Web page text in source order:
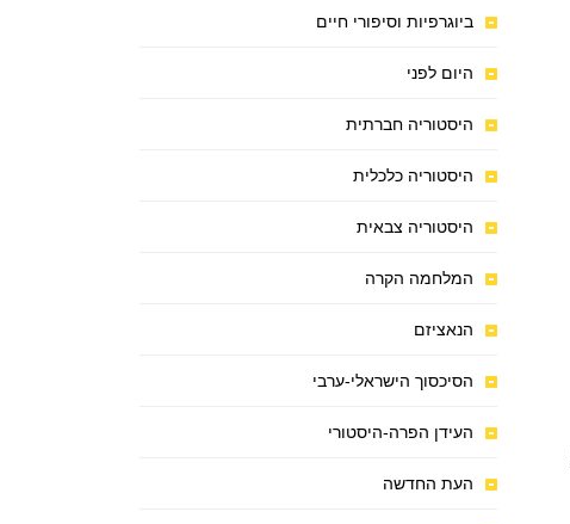
ביוגרפיות וסיפורי חיים
היום לפני
היסטוריה חברתית
היסטוריה כלכלית
היסטוריה צבאית
המלחמה הקרה
הנאציזם
הסיכסוך הישראלי-ערבי
העידן הפרה-היסטורי
העת החדשה